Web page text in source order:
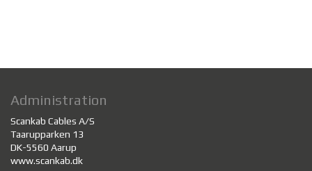
Administration
Scankab Cables A/S
Taarupparken 13
DK-5560 Aarup
www.scankab.dk